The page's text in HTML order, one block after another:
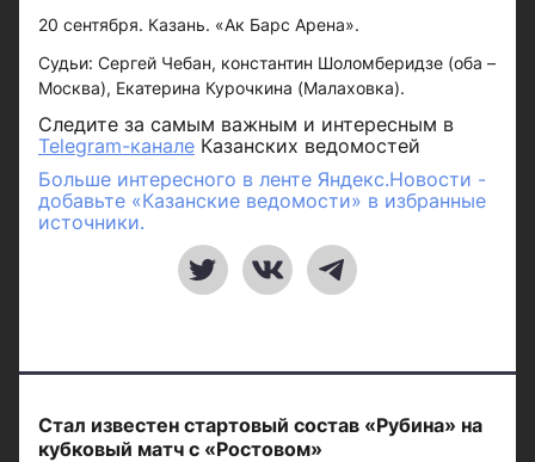
20 сентября. Казань. «Ак Барс Арена».
Судьи: Сергей Чебан, константин Шоломберидзе (оба –
Москва), Екатерина Курочкина (Малаховка).
Следите за самым важным и интересным в
Telegram-канале Казанских ведомостей
Больше интересного в ленте Яндекс.Новости -
добавьте «Казанские ведомости» в избранные
источники.
Стал известен стартовый состав «Рубина» на
кубковый матч с «Ростовом»